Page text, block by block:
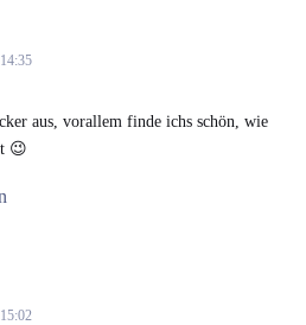
aus, vorallem finde ichs schön, wie
😉